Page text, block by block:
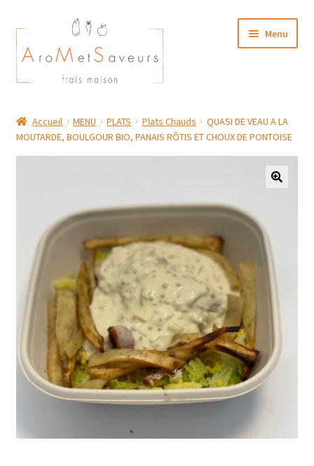
Aller
à
la
navigation
Aller
au
contenu
Menu
Plat du Jour/ Menu Week end
MON COMPTE
Accueil MENU PLATS Plats Chauds
QUASI DE VEAU A LA
MOUTARDE, BOULGOUR BIO, PANAIS RÔTIS ET CHOUX DE PONTOISE